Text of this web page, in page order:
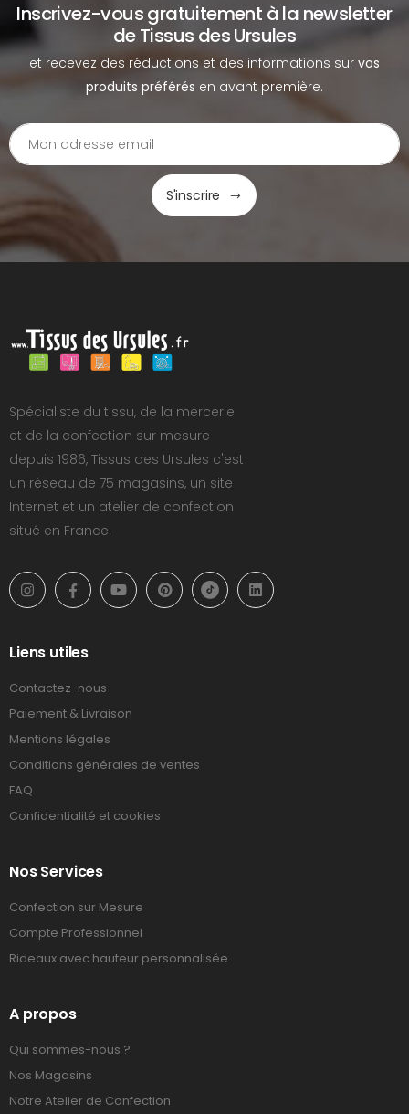
Inscrivez-vous gratuitement à la newsletter
de Tissus des Ursules
et recevez des réductions et des informations sur vos
produits préférés en avant première.
S'inscrire
Spécialiste du tissu, de la mercerie
et de la confection sur mesure
depuis 1986, Tissus des Ursules c'est
un réseau de 75 magasins, un site
Internet et un atelier de confection
situé en France.
Liens utiles
Contactez-nous
Paiement & Livraison
Mentions légales
Conditions générales de ventes
FAQ
Confidentialité et cookies
Nos Services
Confection sur Mesure
Compte Professionnel
Rideaux avec hauteur personnalisée
A propos
Qui sommes-nous ?
Nos Magasins
Notre Atelier de Confection